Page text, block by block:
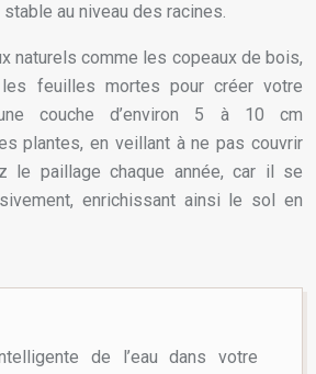
au niveau des racines.
naturels comme les copeaux de bois,
feuilles mortes pour créer votre
couche d’environ 5 à 10 cm
plantes, en veillant à ne pas couvrir
le paillage chaque année, car il se
enrichissant ainsi le sol en
de l’eau dans votre